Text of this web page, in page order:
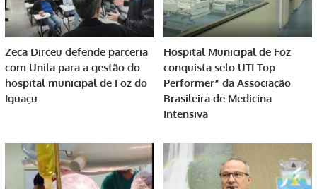
Zeca Dirceu defende parceria
com Unila para a gestão do
hospital municipal de Foz do
Iguaçu
Hospital Municipal de Foz
conquista selo UTI Top
Performer” da Associação
Brasileira de Medicina
Intensiva